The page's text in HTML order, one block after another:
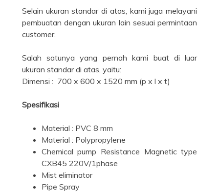
Selain ukuran standar di atas, kami juga melayani
pembuatan dengan ukuran lain sesuai permintaan
customer.
Salah satunya yang pernah kami buat di luar
ukuran standar di atas, yaitu:
Dimensi : 700 x 600 x 1520 mm (p x l x t)
Spesifikasi
Material : PVC 8 mm
Material : Polypropylene
Chemical pump Resistance Magnetic type
CXB45 220V/1phase
Mist eliminator
Pipe Spray